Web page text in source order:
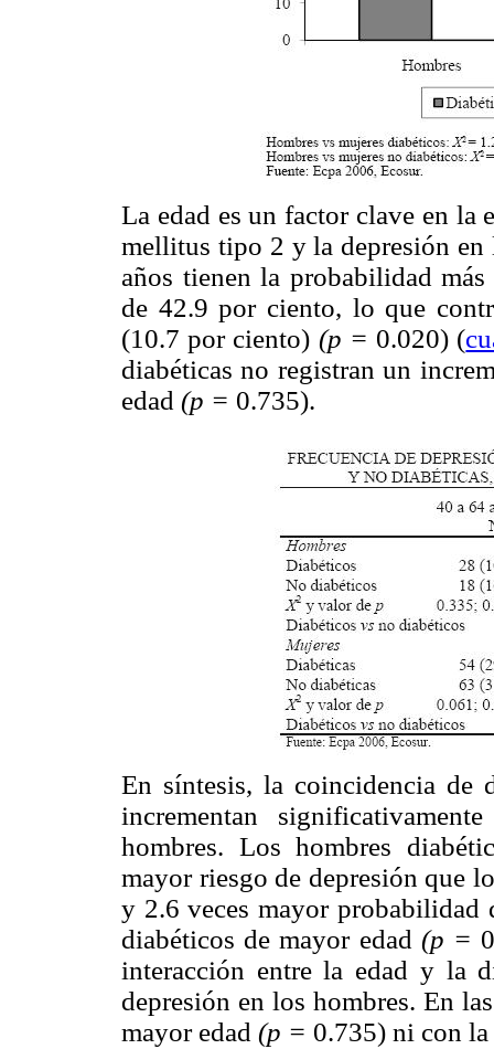
La edad es un factor clave en la
mellitus tipo 2 y la depresión en
años tienen la probabilidad
de 42.9 por ciento, lo que
(10.7 por ciento) (p = 0.020) (
diabéticas no registran un
edad (p = 0.735).
En síntesis, la coincidencia de
incrementan
hombres. Los hombres
mayor riesgo de depresión que
y 2.6 veces mayor probabilidad
diabéticos de mayor edad (p =
interacción entre la edad y la
depresión en los hombres. En
mayor edad (p = 0.735) ni con la